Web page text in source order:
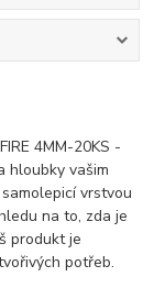
4MM-20KS -
hloubky vašim
vrstvou
na to, zda je
produkt je
potřeb.